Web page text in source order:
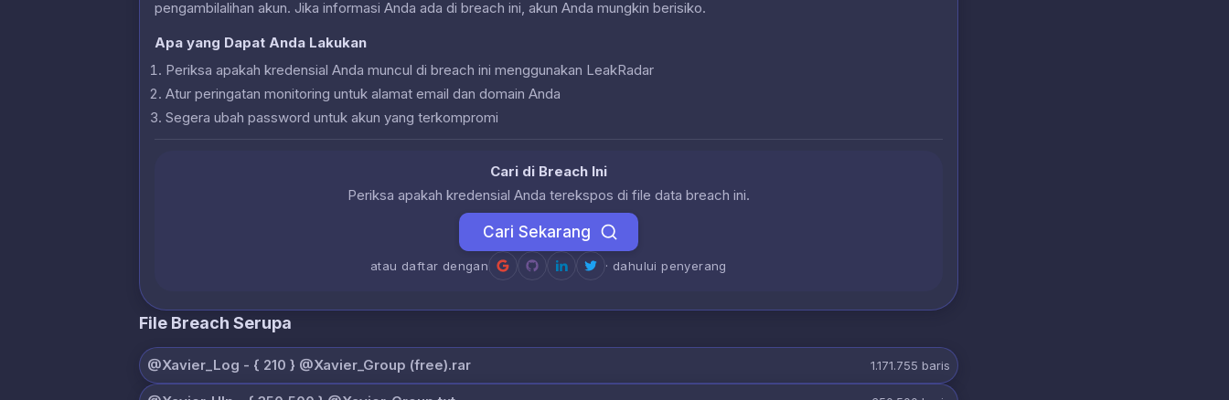
pengambilalihan akun. Jika informasi Anda ada di breach ini, akun Anda mungkin berisiko.
Apa yang Dapat Anda Lakukan
Periksa apakah kredensial Anda muncul di breach ini menggunakan LeakRadar
Atur peringatan monitoring untuk alamat email dan domain Anda
Segera ubah password untuk akun yang terkompromi
Cari di Breach Ini
Periksa apakah kredensial Anda terekspos di file data breach ini.
Cari Sekarang
atau daftar dengan · dahului penyerang
File Breach Serupa
@Xavier_Log - { 210 } @Xavier_Group (free).rar 1.171.755 baris